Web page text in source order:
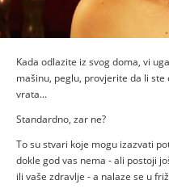
Kada odlazite iz svog doma, vi
mašinu, peglu, provjerite da li
vrata...
Standardno, zar ne?
To su stvari koje mogu izazvati
dokle god vas nema - ali postoji
ili vaše zdravlje - a nalaze se u